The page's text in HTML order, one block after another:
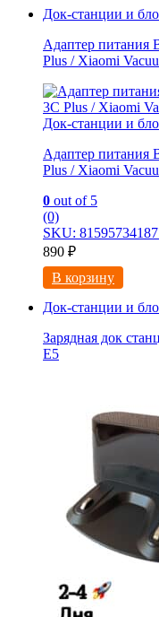
Док-станции и
Адаптер питания
Рlus / Xiaomi
Док-станции и
Адаптер питания
Рlus / Xiaomi
0 out of 5
(0)
SKU:
890 ₽
В корзину
Док-станции и
Зарядная док
E5